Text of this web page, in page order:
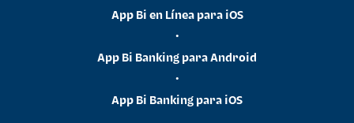
App Bi en Línea para iOS
•
App Bi Banking para Android
•
App Bi Banking para iOS